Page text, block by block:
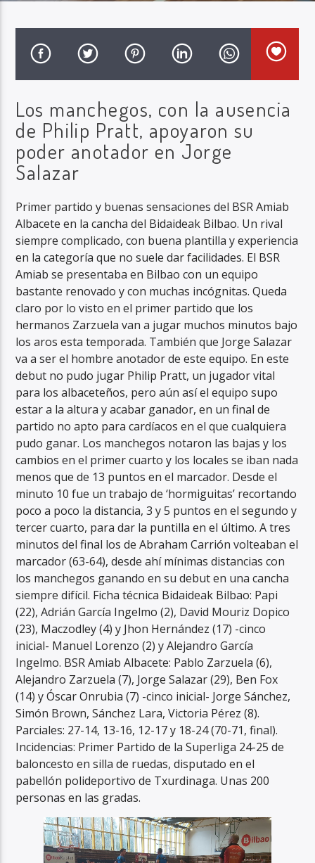
Radio Marca AB
Los manchegos, con la ausencia
de Philip Pratt, apoyaron su
poder anotador en Jorge
Salazar
Primer partido y buenas sensaciones del BSR Amiab
Albacete en la cancha del Bidaideak Bilbao. Un rival
siempre complicado, con buena plantilla y experiencia
en la categoría que no suele dar facilidades. El BSR
Amiab se presentaba en Bilbao con un equipo
bastante renovado y con muchas incógnitas. Queda
claro por lo visto en el primer partido que los
hermanos Zarzuela van a jugar muchos minutos bajo
los aros esta temporada. También que Jorge Salazar
va a ser el hombre anotador de este equipo. En este
debut no pudo jugar Philip Pratt, un jugador vital
para los albaceteños, pero aún así el equipo supo
estar a la altura y acabar ganador, en un final de
partido no apto para cardíacos en el que cualquiera
pudo ganar. Los manchegos notaron las bajas y los
cambios en el primer cuarto y los locales se iban nada
menos que de 13 puntos en el marcador. Desde el
minuto 10 fue un trabajo de ‘hormiguitas’ recortando
poco a poco la distancia, 3 y 5 puntos en el segundo y
tercer cuarto, para dar la puntilla en el último. A tres
minutos del final los de Abraham Carrión volteaban el
marcador (63-64), desde ahí mínimas distancias con
los manchegos ganando en su debut en una cancha
siempre difícil. Ficha técnica Bidaideak Bilbao: Papi
(22), Adrián García Ingelmo (2), David Mouriz Dopico
(23), Maczodley (4) y Jhon Hernández (17) -cinco
inicial- Manuel Lorenzo (2) y Alejandro García
Ingelmo. BSR Amiab Albacete: Pablo Zarzuela (6),
Alejandro Zarzuela (7), Jorge Salazar (29), Ben Fox
(14) y Óscar Onrubia (7) -cinco inicial- Jorge Sánchez,
Simón Brown, Sánchez Lara, Victoria Pérez (8).
Parciales: 27-14, 13-16, 12-17 y 18-24 (70-71, final).
Incidencias: Primer Partido de la Superliga 24-25 de
baloncesto en silla de ruedas, disputado en el
pabellón polideportivo de Txurdinaga. Unas 200
personas en las gradas.